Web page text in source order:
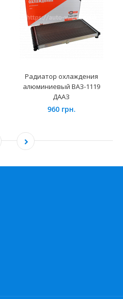
Радиатор охлаждения
алюминиевый ВАЗ-1119
ДААЗ
960 грн.